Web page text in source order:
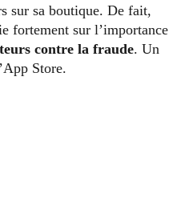
sur sa boutique. De fait,
fortement sur l’importance
contre la fraude. Un
Store.